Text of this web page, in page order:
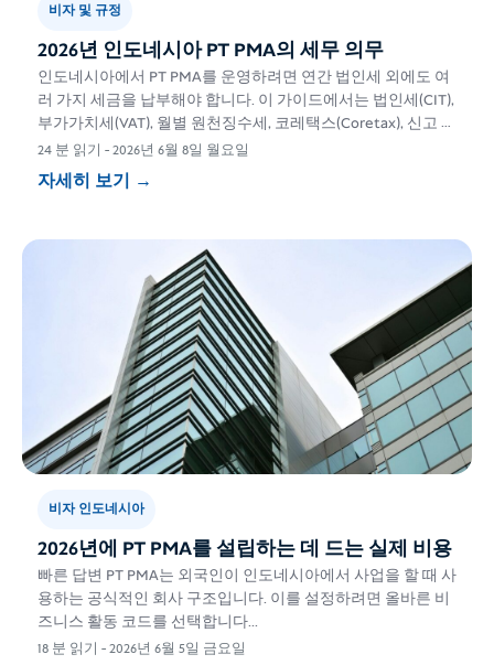
비자 및 규정
2026년 인도네시아 PT PMA의 세무 의무
인도네시아에서 PT PMA를 운영하려면 연간 법인세 외에도 여
러 가지 세금을 납부해야 합니다. 이 가이드에서는 법인세(CIT),
부가가치세(VAT), 월별 원천징수세, 코레택스(Coretax), 신고 기
한, 이전가격 등에 대해 자세히 설명합니다.
24 분 읽기 -2026년 6월 8일 월요일
자세히 보기 →
비자 인도네시아
2026년에 PT PMA를 설립하는 데 드는 실제 비용
빠른 답변 PT PMA는 외국인이 인도네시아에서 사업을 할 때 사
용하는 공식적인 회사 구조입니다. 이를 설정하려면 올바른 비
즈니스 활동 코드를 선택합니다...
18 분 읽기 -2026년 6월 5일 금요일